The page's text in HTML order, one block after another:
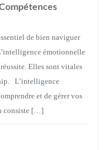
de bien naviguer
émotionnelle
Elles sont vitales
L’intelligence
et de gérer vos
consiste […]